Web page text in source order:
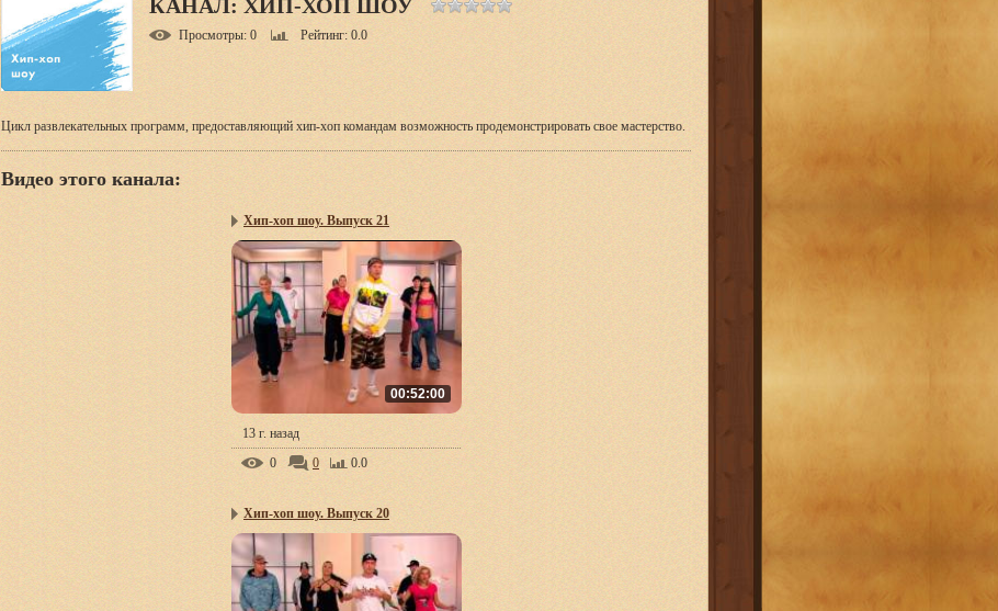
КАНАЛ: ХИП-ХОП ШОУ
Просмотры: 0 Рейтинг: 0.0
Цикл развлекательных программ, предоставляющий хип-хоп командам возможность продемонстрировать свое мастерство.
Видео этого канала:
Хип-хоп шоу. Выпуск 21
00:52:00
13 г. назад
0
0 0.0
Хип-хоп шоу. Выпуск 20